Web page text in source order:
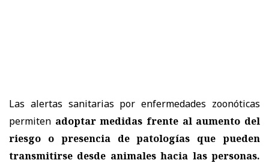
Las alertas sanitarias por enfermedades zoonóticas
permiten adoptar medidas frente al aumento del
riesgo o presencia de patologías que pueden
transmitirse desde animales hacia las personas.